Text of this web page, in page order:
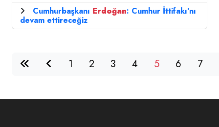
Cumhurbaşkanı Erdoğan: Cumhur İttifakı'nı
devam ettireceğiz
1 2 3 4 5 6 7